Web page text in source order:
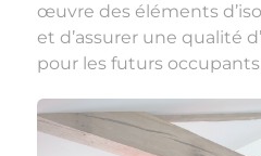
œuvre des éléments
et d’assurer une qualité
pour les futurs